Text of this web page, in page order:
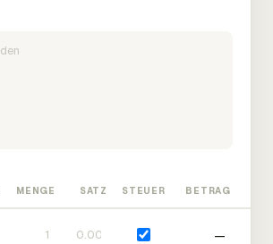
MENGE SATZ STEUER BETRAG
—